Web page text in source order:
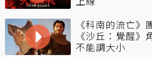
《科南的流亡》
《沙丘：覺醒》
不能調大小